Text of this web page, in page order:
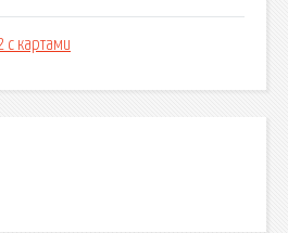
с картами